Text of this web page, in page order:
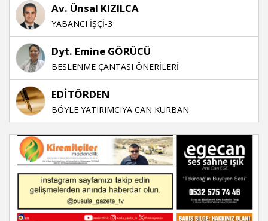
Av. Ünsal KIZILCA
YABANCI İŞÇİ-3
Dyt. Emine GÖRÜCÜ
BESLENME ÇANTASI ÖNERİLERİ
EDİTÖRDEN
BÖYLE YATIRIMCIYA CAN KURBAN